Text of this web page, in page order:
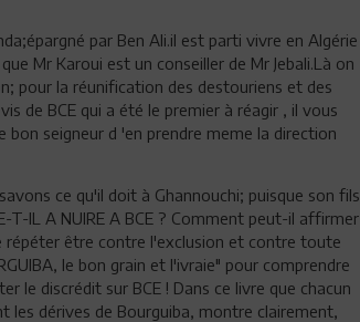
par Ben Ali.il est parti vivre en Algérie
Mr Karoui est un conseiller de Mr Jebali.Là on
pour la réunification des destouriens et des
de BCE qui a été le premier à réagir , il vous
seigneur d 'en prendre meme la direction
ce qu'il doit à Ghannouchi; puisque son fils
T-IL A NUIRE A BCE ? Comment peut-il affirmer
répéter être contre l'exclusion et contre toute
le bon grain et l'ivraie" pour comprendre
le discrédit sur BCE ! Dans ce livre que chacun
les dérives de Bourguiba, montre clairement,